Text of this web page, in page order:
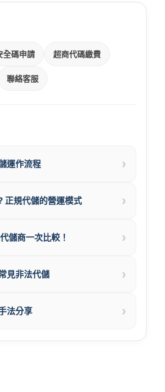
全碼申請 超商代碼繳費
聯絡客服
運作流程 ›
正規代儲的營運模式 ›
儲商一次比較！ ›
見非法代儲 ›
法分享 ›